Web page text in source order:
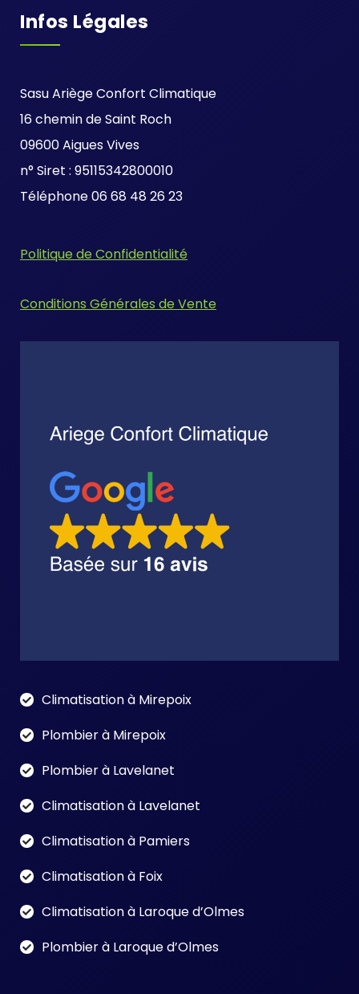
Infos Légales
Sasu Ariège Confort Climatique
16 chemin de Saint Roch
09600 Aigues Vives
n° Siret : 95115342800010
Téléphone 06 68 48 26 23
Politique de Confidentialité
Conditions Générales de Vente
Climatisation à Mirepoix
Plombier à Mirepoix
Plombier à Lavelanet
Climatisation à Lavelanet
Climatisation à Pamiers
Climatisation à Foix
Climatisation à Laroque d’Olmes
Plombier à Laroque d’Olmes